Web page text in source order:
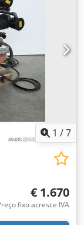
1 /7
€ 1.670
fixo acresce IVA